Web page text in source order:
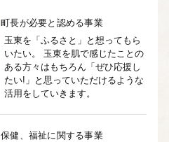
町長が必要と認める事業
玉東を「ふるさと」と想ってもら
いたい。 玉東を肌で感じたことの
ある方々はもちろん「ぜひ応援し
たい!」と思っていただけるような
活用をしていきます。
保健、福祉に関する事業